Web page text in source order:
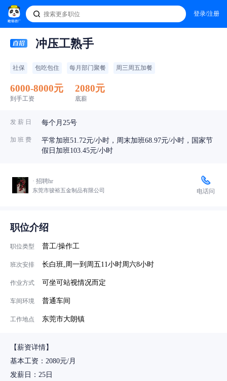
登录/注册
冲压工熟手
社保 包吃包住 每月部门聚餐 周三周五加餐
6000-8000元
到手工资
2080元
底薪
发 薪 日 每个月25号
加 班 费
平常加班51.72元/小时，周末加班68.97元/小时，国家节
假日加班103.45元/小时
· 招聘hr
东莞市骏裕五金制品有限公司 电话问
职位介绍
职位类型 普工/操作工
班次安排 长白班,周一到周五11小时周六8小时
作业方式 可坐可站视情况而定
车间环境 普通车间
工作地点 东莞市大朗镇
【薪资详情】
基本工资：2080元/月
发薪日：25日